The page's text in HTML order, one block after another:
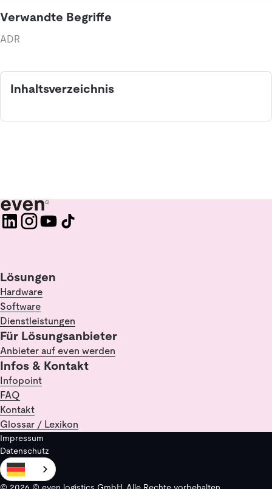
Verwandte Begriffe
ADR
Inhaltsverzeichnis
Lösungen
Hardware
Software
Dienstleistungen
Für Lösungsanbieter
Anbieter auf even werden
Infos & Kontakt
Infopoint
FAQ
Kontakt
Glossar / Lexikon
Impressum
Datenschutz